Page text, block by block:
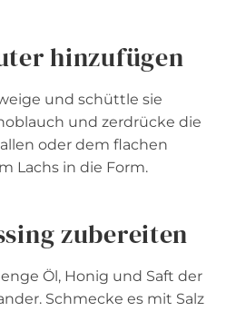
hinzufügen
und schüttle sie
und zerdrücke die
oder dem flachen
Lachs in die Form.
zubereiten
Öl, Honig und Saft der
Schmecke es mit Salz